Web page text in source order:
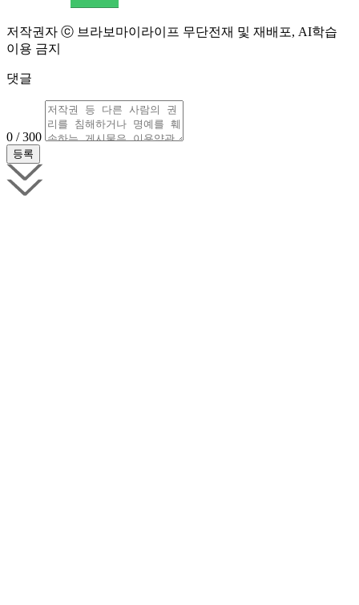
저작권자 ⓒ 브라보마이라이프 무단전재 및 재배포, AI학습
이용 금지
댓글
0 / 300